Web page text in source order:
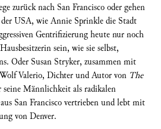
zurück nach San Francisco oder gehen
USA, wie Annie Sprinkle die Stadt
Gentrifizierung heute nur noch
sein, wie sie selbst,
Oder Susan Stryker, zusammen mit
Valerio, Dichter und Autor von The
Männlichkeit als radikalen
San Francisco vertrieben und lebt mit
von Denver.